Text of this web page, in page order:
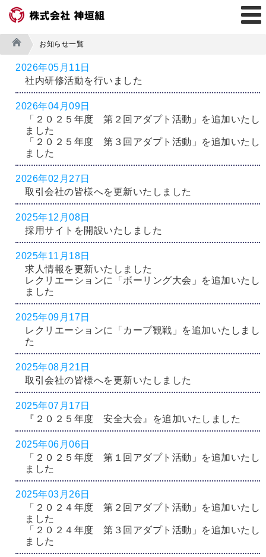
お知らせ一覧
2026年05月11日
社内研修活動を行いました
2026年04月09日
「２０２５年度 第２回アダプト活動」を追加いたし
ました
「２０２５年度 第３回アダプト活動」を追加いたし
ました
2026年02月27日
取引会社の皆様へを更新いたしました
2025年12月08日
採用サイトを開設いたしました
2025年11月18日
求人情報を更新いたしました
レクリエーションに「ボーリング大会」を追加いたし
ました
2025年09月17日
レクリエーションに「カープ観戦」を追加いたしまし
た
2025年08月21日
取引会社の皆様へを更新いたしました
2025年07月17日
『２０２５年度 安全大会』を追加いたしました
2025年06月06日
「２０２５年度 第１回アダプト活動」を追加いたし
ました
2025年03月26日
「２０２４年度 第２回アダプト活動」を追加いたし
ました
「２０２４年度 第３回アダプト活動」を追加いたし
ました